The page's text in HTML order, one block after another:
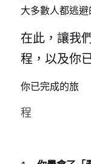
大多數人都逃
在此，讓我
程，以及你
你已完成的旅
程